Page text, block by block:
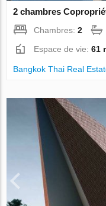
2 chambres
Chambres:2
Espace de vie:61
Bangkok Thai Real